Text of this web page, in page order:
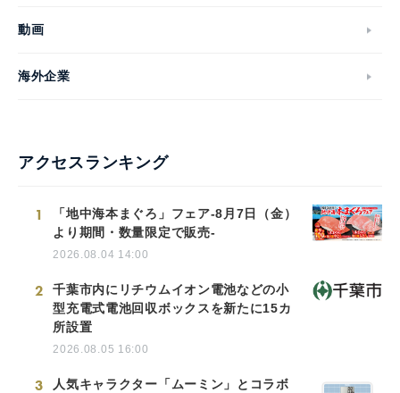
動画
海外企業
アクセスランキング
1
「地中海本まぐろ」フェア-8月7日（金）
より期間・数量限定で販売-
2026.08.04 14:00
2
千葉市内にリチウムイオン電池などの小
型充電式電池回収ボックスを新たに15カ
所設置
2026.08.05 16:00
3
人気キャラクター「ムーミン」とコラボ